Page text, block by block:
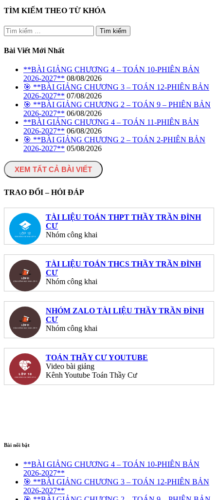
TÌM KIẾM THEO TỪ KHÓA
Tìm
kiếm
cho:
Bài Viết Mới Nhất
**BÀI GIẢNG CHƯƠNG 4 – TOÁN 10-PHIÊN BẢN
2026-2027** 08/08/2026
🎯 **BÀI GIẢNG CHƯƠNG 3 – TOÁN 12-PHIÊN BẢN
2026-2027** 07/08/2026
🎯 **BÀI GIẢNG CHƯƠNG 2 – TOÁN 9 – PHIÊN BẢN
2026-2027** 06/08/2026
**BÀI GIẢNG CHƯƠNG 4 – TOÁN 11-PHIÊN BẢN
2026-2027** 06/08/2026
🎯 **BÀI GIẢNG CHƯƠNG 2 – TOÁN 2-PHIÊN BẢN
2026-2027** 05/08/2026
XEM TẤT CẢ BÀI VIẾT
TRAO ĐỔI – HỎI ĐÁP
TÀI LIỆU TOÁN THPT THẦY TRẦN ĐÌNH
CƯ
Nhóm công khai
TÀI LIỆU TOÁN THCS THẦY TRẦN ĐÌNH
CƯ
Nhóm công khai
NHÓM ZALO TÀI LIỆU THẦY TRẦN ĐÌNH
CƯ
Nhóm công khai
TOÁN THẦY CƯ YOUTUBE
Video bài giảng
Kênh Youtube Toán Thầy Cư
Bài nổi bật
**BÀI GIẢNG CHƯƠNG 4 – TOÁN 10-PHIÊN BẢN
2026-2027**
🎯 **BÀI GIẢNG CHƯƠNG 3 – TOÁN 12-PHIÊN BẢN
2026-2027**